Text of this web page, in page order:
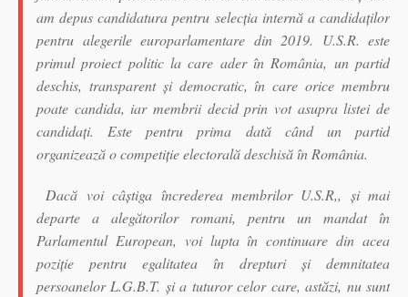
am depus candidatura pentru selecţia internă a candidaţilor
pentru alegerile europarlamentare din 2019. U.S.R. este
primul proiect politic la care ader în România, un partid
deschis, transparent şi democratic, în care orice membru
poate candida, iar membrii decid prin vot asupra listei de
candidaţi. Este pentru prima dată când un partid
organizează o competiţie electorală deschisă în România.
Dacă voi câştiga încrederea membrilor U.S.R,, şi mai
departe a alegătorilor romani, pentru un mandat în
Parlamentul European, voi lupta în continuare din acea
poziţie pentru egalitatea în drepturi şi demnitatea
persoanelor L.G.B.T. şi a tuturor celor care, astăzi, nu sunt